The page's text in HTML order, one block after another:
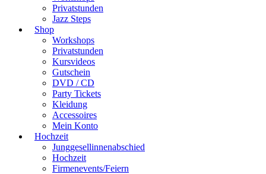
Privatstunden
Jazz Steps
Shop
Workshops
Privatstunden
Kursvideos
Gutschein
DVD / CD
Party Tickets
Kleidung
Accessoires
Mein Konto
Hochzeit
Junggesellinnenabschied
Hochzeit
Firmenevents/Feiern